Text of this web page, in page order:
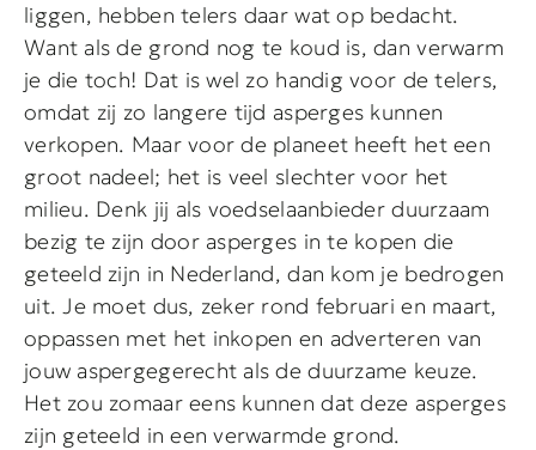
liggen, hebben telers daar wat op bedacht.
Want als de grond nog te koud is, dan verwarm
je die toch! Dat is wel zo handig voor de telers,
omdat zij zo langere tijd asperges kunnen
verkopen. Maar voor de planeet heeft het een
groot nadeel; het is veel slechter voor het
milieu. Denk jij als voedselaanbieder duurzaam
bezig te zijn door asperges in te kopen die
geteeld zijn in Nederland, dan kom je bedrogen
uit. Je moet dus, zeker rond februari en maart,
oppassen met het inkopen en adverteren van
jouw aspergegerecht als de duurzame keuze.
Het zou zomaar eens kunnen dat deze asperges
zijn geteeld in een verwarmde grond.